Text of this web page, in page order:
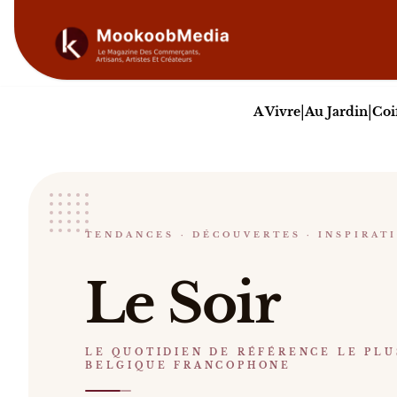
A Vivre|Au Jardin|
Le Soir
LE QUOTIDIEN DE RÉFÉRENCE LE PLUS LU EN
Le Soir Le Soir est un quotidien belge
livres
TENDANCES · DÉCOUVERTES ·
Le Soir
LE QUOTIDIEN DE RÉFÉRENCE LE
BELGIQUE FRANCOPHONE